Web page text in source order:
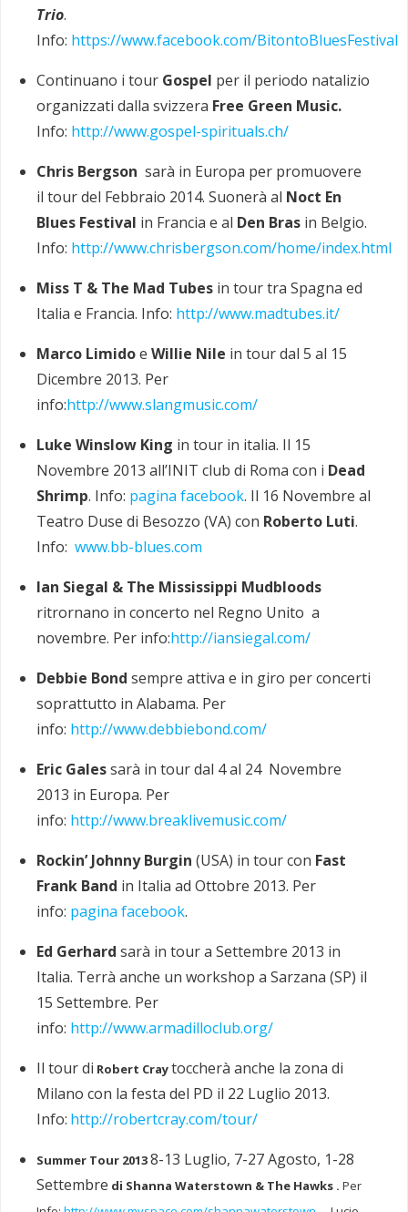
Trio.
Info: https://www.facebook.com/BitontoBluesFestival
Continuano i tour Gospel per il periodo natalizio
organizzati dalla svizzera Free Green Music.
Info: http://www.gospel-spirituals.ch/
Chris Bergson sarà in Europa per promuovere
il tour del Febbraio 2014. Suonerà al Noct En
Blues Festival in Francia e al Den Bras in Belgio.
Info: http://www.chrisbergson.com/home/index.html
Miss T & The Mad Tubes in tour tra Spagna ed
Italia e Francia. Info: http://www.madtubes.it/
Marco Limidoe Willie Nile in tour dal 5 al 15
Dicembre 2013. Per
info:http://www.slangmusic.com/
Luke Winslow King in tour in italia. Il 15
Novembre 2013 all’INIT club di Roma con i Dead
Shrimp. Info: pagina facebook. Il 16 Novembre al
Teatro Duse di Besozzo (VA) con Roberto Luti.
Info: www.bb-blues.com
Ian Siegal & The Mississippi Mudbloods
ritrornano in concerto nel Regno Unito a
novembre. Per info:http://iansiegal.com/
Debbie Bond sempre attiva e in giro per concerti
soprattutto in Alabama. Per
info: http://www.debbiebond.com/
Eric Galessarà in tour dal 4 al 24 Novembre
2013 in Europa. Per
info: http://www.breaklivemusic.com/
Rockin’ Johnny Burgin (USA) in tour con Fast
Frank Band in Italia ad Ottobre 2013. Per
info: pagina facebook.
Ed Gerhard sarà in tour a Settembre 2013 in
Italia. Terrà anche un workshop a Sarzana (SP) il
15 Settembre. Per
info: http://www.armadilloclub.org/
Il tour di Robert Craytoccherà anche la zona di
Milano con la festa del PD il 22 Luglio 2013.
Info: http://robertcray.com/tour/
Summer Tour 20138-13 Luglio, 7-27 Agosto, 1-28
Settembre di Shanna Waterstown & The Hawks . Per